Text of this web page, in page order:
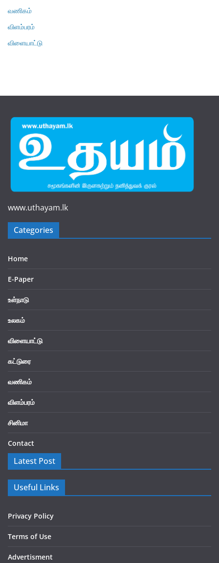
வணிகம்
விளம்பரம்
விளையாட்டு
www.uthayam.lk
Categories
Home
E-Paper
உள்நாடு
உலகம்
விளையாட்டு
கட்டுரை
வணிகம்
விளம்பரம்
சினிமா
Contact
Latest Post
Useful Links
Privacy Policy
Terms of Use
Advertisment